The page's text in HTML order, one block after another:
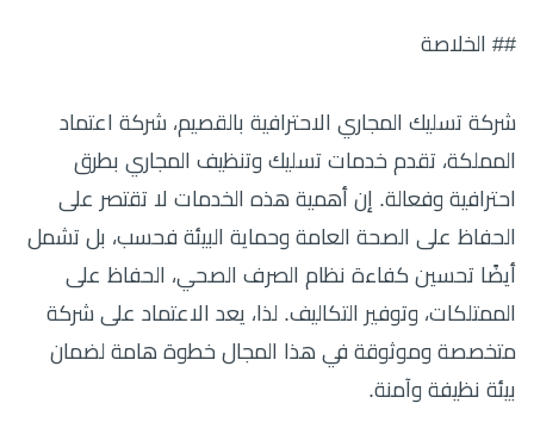
## الخلاصة
شركة تسليك المجاري الاحترافية بالقصيم، شركة اعتماد
المملكة، تقدم خدمات تسليك وتنظيف المجاري بطرق
احترافية وفعالة. إن أهمية هذه الخدمات لا تقتصر على
الحفاظ على الصحة العامة وحماية البيئة فحسب، بل تشمل
أيضًا تحسين كفاءة نظام الصرف الصحي، الحفاظ على
الممتلكات، وتوفير التكاليف. لذا، يعد الاعتماد على شركة
متخصصة وموثوقة في هذا المجال خطوة هامة لضمان
بيئة نظيفة وآمنة.